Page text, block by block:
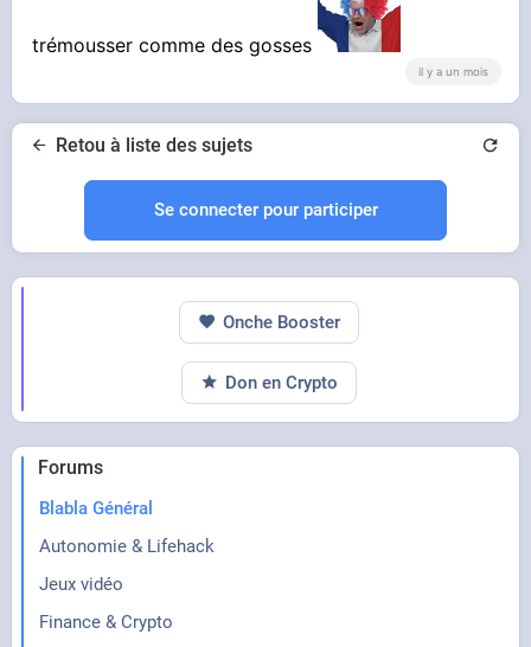
trémousser comme des gosses
il y a un mois
Retou à liste des sujets
Se connecter pour participer
Forums
Blabla Général
Autonomie & Lifehack
Jeux vidéo
Finance & Crypto
Onche Booster
Don en Crypto